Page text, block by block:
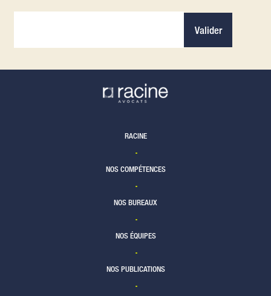
Valider
RACINE
NOS COMPÉTENCES
NOS BUREAUX
NOS ÉQUIPES
NOS PUBLICATIONS